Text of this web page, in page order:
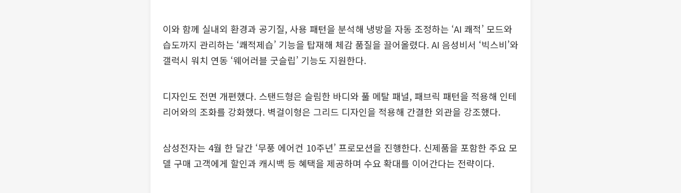
이와 함께 실내외 환경과 공기질, 사용 패턴을 분석해 냉방을 자동 조정하는 ‘AI 쾌적’ 모드와
습도까지 관리하는 ‘쾌적제습’ 기능을 탑재해 체감 품질을 끌어올렸다. AI 음성비서 ‘빅스비’와
갤럭시 워치 연동 ‘웨어러블 굿슬립’ 기능도 지원한다.
디자인도 전면 개편했다. 스탠드형은 슬림한 바디와 풀 메탈 패널, 패브릭 패턴을 적용해 인테
리어와의 조화를 강화했다. 벽걸이형은 그리드 디자인을 적용해 간결한 외관을 강조했다.
삼성전자는 4월 한 달간 ‘무풍 에어컨 10주년’ 프로모션을 진행한다. 신제품을 포함한 주요 모
델 구매 고객에게 할인과 캐시백 등 혜택을 제공하며 수요 확대를 이어간다는 전략이다.